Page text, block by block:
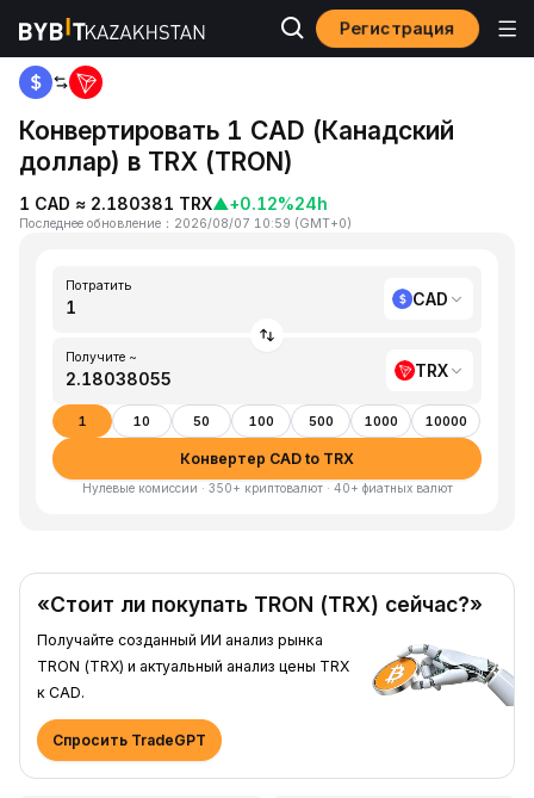
Регистрация
Home CAD to TRX
Конвертировать 1 CAD (Канадский
доллар) в TRX (TRON)
1 CAD ≈ 2.180381 TRX▲+0.12%24h
Последнее обновление ： 2026/08/07 10:59 (GMT+0)
Потратить
CAD
Получите ~
TRX
1 10 50 100 500 1000 10000
Конвертер CAD to TRX
Нулевые комиссии · 350+ криптовалют · 40+ фиатных валют
«Стоит ли покупать TRON (TRX) сейчас?»
Получайте созданный ИИ анализ рынка
TRON (TRX) и актуальный анализ цены TRX
к CAD.
Спросить TradeGPT